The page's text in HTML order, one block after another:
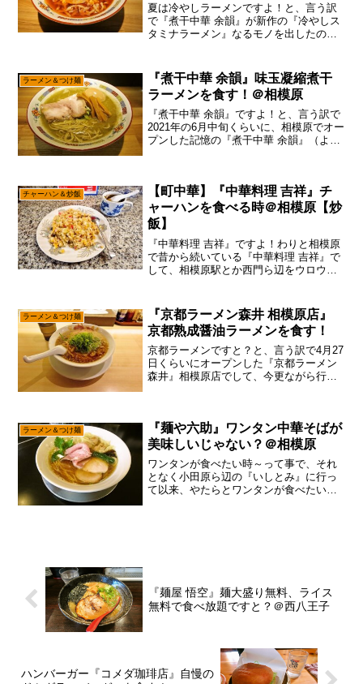
夏は冷やしラーメンですよ！と、言う訳
で『煮干中華 余韻』が新作の『冷やしス
タミナラーメン』なるモノを出したの
終わっちゃったのですが、わりと『煮干
中華 余韻』の限定は食べ...
ラーメン＆つけ麺
『煮干中華 余韻』味玉凝縮煮干
ラーメンを食す！＠相模原
『煮干中華 余韻』ですよ！と、言う訳で
2021年の6月中旬くらいに、相模原でオー
プンした記憶の『煮干中華 余韻』（よい
は要チェックでし...
チャーハン＆炒飯
【町中華】『中華料理 吉祥』チ
ャーハンを食べる時＠相模原【炒
飯】
『中華料理 吉祥』ですよ！わりと相模原
で昔から続いている『中華料理 吉祥』で
して、相模原駅とか西門ら辺をウロウロ
や！確かに今は『中華料理 吉祥』の近く
に『自由軒』がある...
ラーメン＆つけ麺
『京都ラーメン森井 相模原店』
京都熟成醤油ラーメンを食す！
京都ラーメンですと？と、言う訳で4月27
日くらいにオープンした『京都ラーメン
森井』相模原店でして、今更ながら行っ
事であれば、何はとも...
ラーメン＆つけ麺
『麺や六助』ワンタン中華そばが
美味しいじゃない？＠相模原
ワンタンが食べたい時～って事で、それ
となく小田原ら辺の『いしとみ』に行っ
て以来、やたらとワンタンが食べたい感
『麺屋 悟空』麺大盛り無料、ライス
無料で食べ放題ですと？＠西八王子
ハンバーガー『コメダ珈琲店』自慢の